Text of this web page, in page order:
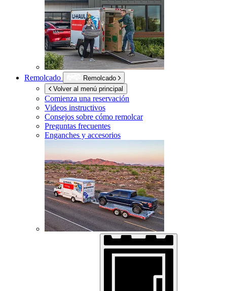
Remolcado
Remolcado
Volver al menú principal
Comienza una reservación
Videos instructivos
Consejos sobre cómo remolcar
Preguntas frecuentes
Enganches y accesorios